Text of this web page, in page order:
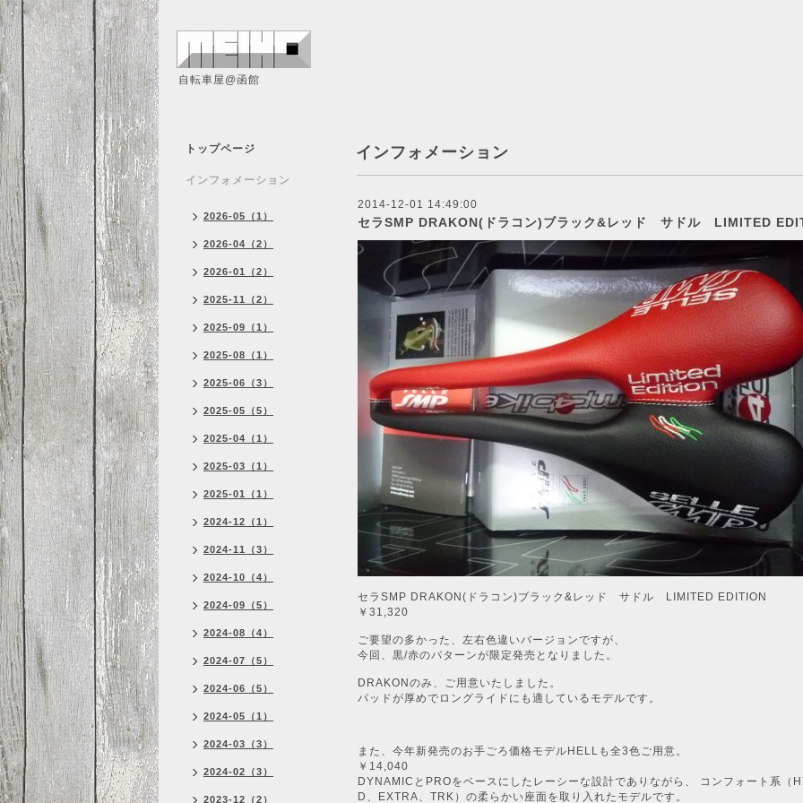
自転車屋@函館
インフォメーション
2014-12-01 14:49:00
セラSMP DRAKON(ドラコン)ブラック&レッド サドル LIMITED
セラSMP DRAKON(ドラコン)ブラック&レッド サドル LIMITED EDITION
￥31,320
ご要望の多かった、左右色違いバージョンですが、
今回、黒/赤のパターンが限定発売となりました。
DRAKONのみ、ご用意いたしました。
パッドが厚めでロングライドにも適しているモデルです。
また、今年新発売のお手ごろ価格モデルHELLも全3色ご用意。
￥14,040
DYNAMICとPROをベースにしたレーシーな設計でありながら、 コンフォート系（
D、EXTRA、TRK）の柔らかい座面を取り入れたモデルです。
トップページ
インフォメーション
2026-05（1）
2026-04（2）
2026-01（2）
2025-11（2）
2025-09（1）
2025-08（1）
2025-06（3）
2025-05（5）
2025-04（1）
2025-03（1）
2025-01（1）
2024-12（1）
2024-11（3）
2024-10（4）
2024-09（5）
2024-08（4）
2024-07（5）
2024-06（5）
2024-05（1）
2024-03（3）
2024-02（3）
2023-12（2）